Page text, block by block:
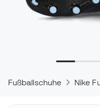
Fußballschuhe Nike